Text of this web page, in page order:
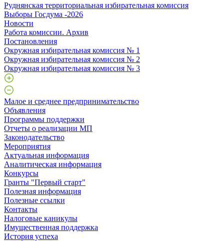
Руднянская территориальная избирательная комиссия
Выборы Госдума -2026
Новости
Работа комиссии. Архив
Постановления
Окружная избирательная комиссия № 1
Окружная избирательная комиссия № 2
Окружная избирательная комиссия № 3
Малое и среднее предпринимательство
Объявления
Программы поддержки
Отчеты о реализации МП
Законодательство
Мероприятия
Актуальная информация
Аналитическая информация
Конкурсы
Гранты "Первый старт"
Полезная информация
Полезные ссылки
Контакты
Налоговые каникулы
Имущественная поддержка
История успеха